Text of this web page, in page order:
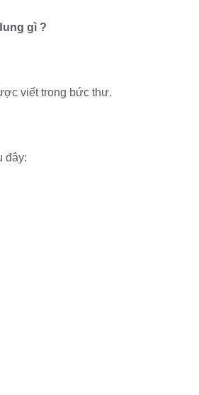
gì ?
viết trong bức thư.
đây: